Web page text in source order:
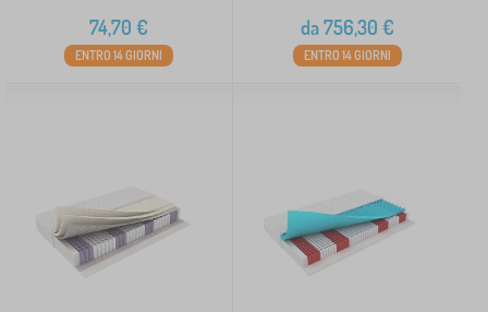
74,70 €
ENTRO 14 GIORNI
da756,30 €
ENTRO 14 GIORNI